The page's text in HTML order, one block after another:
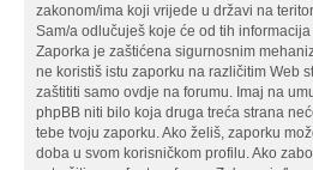
zakonom/ima koji vrijede u državi na
Sam/a odlučuješ koje će od tih
Zaporka je zaštićena sigurnosnim
ne koristiš istu zaporku na različitim Web
zaštititi samo ovdje na forumu. Imaj na
phpBB niti bilo koja druga treća strana
tebe tvoju zaporku. Ako želiš, zaporku
doba u svom korisničkom profilu. Ako